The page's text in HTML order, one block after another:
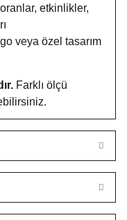
etkinlikler,
veya özel tasarım
Farklı ölçü
yapın!